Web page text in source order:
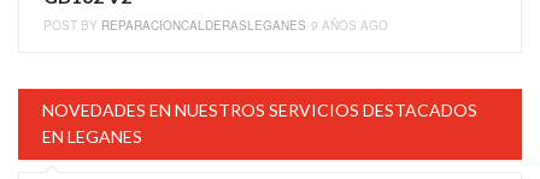
POST BY REPARACIONCALDERASLEGANES 9 AÑOS AGO
NOVEDADES EN NUESTROS SERVICIOS DESTACADOS
EN LEGANES